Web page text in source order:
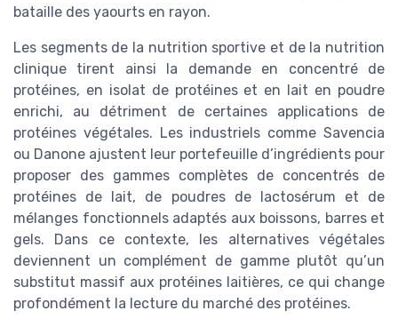
bataille des yaourts en rayon.
Les segments de la nutrition sportive et de la nutrition
clinique tirent ainsi la demande en concentré de
protéines, en isolat de protéines et en lait en poudre
enrichi, au détriment de certaines applications de
protéines végétales. Les industriels comme Savencia
ou Danone ajustent leur portefeuille d’ingrédients pour
proposer des gammes complètes de concentrés de
protéines de lait, de poudres de lactosérum et de
mélanges fonctionnels adaptés aux boissons, barres et
gels. Dans ce contexte, les alternatives végétales
deviennent un complément de gamme plutôt qu’un
substitut massif aux protéines laitières, ce qui change
profondément la lecture du marché des protéines.